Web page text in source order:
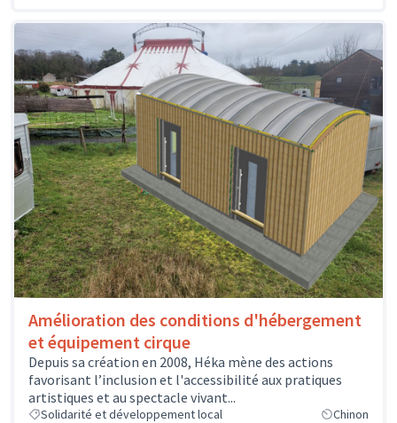
Amélioration des conditions d'hébergement
et équipement cirque
Depuis sa création en 2008, Héka mène des actions
favorisant l’inclusion et l'accessibilité aux pratiques
artistiques et au spectacle vivant...
Solidarité et développement local Chinon